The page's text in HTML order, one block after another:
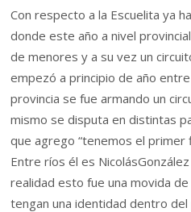
Con respecto a la Escuelita ya
donde este año a nivel
de menores y a su vez un
empezó a principio de año
provincia se fue armando un
mismo se disputa en distintas
que agrego “tenemos el primer
Entre ríos él es
realidad esto fue una movida
tengan una identidad dentro